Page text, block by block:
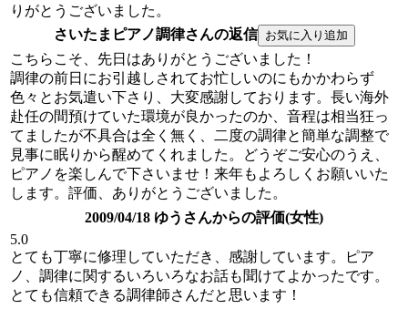
りがとうございました。
さいたまピアノ調律さんの返信
こちらこそ、先日はありがとうございました！
調律の前日にお引越しされてお忙しいのにもかかわらず
色々とお気遣い下さり、大変感謝しております。長い海外
赴任の間預けていた環境が良かったのか、音程は相当狂っ
てましたが不具合は全く無く、二度の調律と簡単な調整で
見事に眠りから醒めてくれました。どうぞご安心のうえ、
ピアノを楽しんで下さいませ！来年もよろしくお願いいた
します。評価、ありがとうございました。
2009/04/18 ゆうさんからの評価(女性)
5.0
とても丁寧に修理していただき、感謝しています。ピア
ノ、調律に関するいろいろなお話も聞けてよかったです。
とても信頼できる調律師さんだと思います！